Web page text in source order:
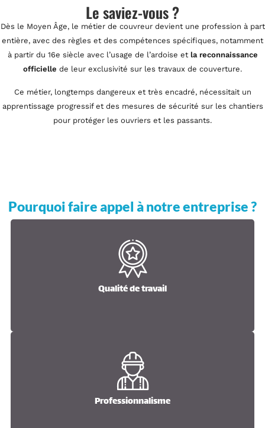
Le saviez-vous ?
Dès le Moyen Âge, le métier de couvreur devient une profession à part
entière, avec des règles et des compétences spécifiques, notamment
à partir du 16e siècle avec l’usage de l’ardoise etla reconnaissance
officielle de leur exclusivité sur les travaux de couverture.
Ce métier, longtemps dangereux et très encadré, nécessitait un
apprentissage progressif et des mesures de sécurité sur les chantiers
pour protéger les ouvriers et les passants.
Pourquoi faire appel à notre entreprise ?
Qualité de travail
Qualité de travail
Professionnalisme
Professionnalisme